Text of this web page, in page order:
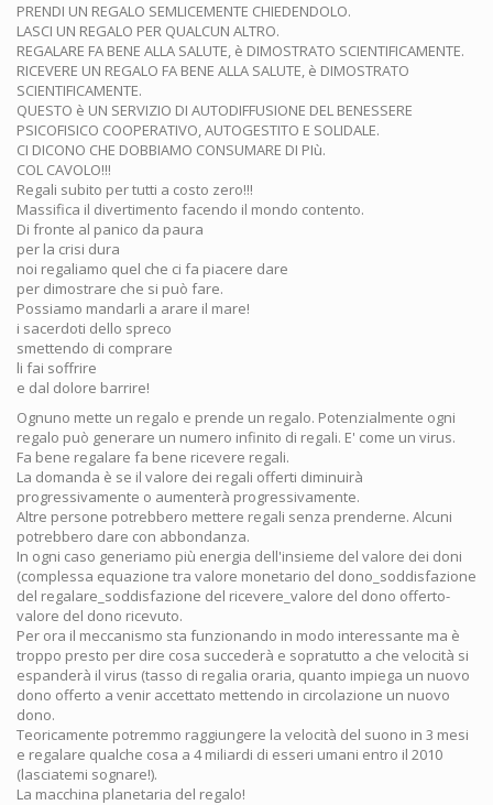
PRENDI UN REGALO SEMLICEMENTE CHIEDENDOLO.
LASCI UN REGALO PER QUALCUN ALTRO.
REGALARE FA BENE ALLA SALUTE, è DIMOSTRATO SCIENTIFICAMENTE.
RICEVERE UN REGALO FA BENE ALLA SALUTE, è DIMOSTRATO
SCIENTIFICAMENTE.
QUESTO è UN SERVIZIO DI AUTODIFFUSIONE DEL BENESSERE
PSICOFISICO COOPERATIVO, AUTOGESTITO E SOLIDALE.
CI DICONO CHE DOBBIAMO CONSUMARE DI PIù.
COL CAVOLO!!!
Regali subito per tutti a costo zero!!!
Massifica il divertimento facendo il mondo contento.
Di fronte al panico da paura
per la crisi dura
noi regaliamo quel che ci fa piacere dare
per dimostrare che si può fare.
Possiamo mandarli a arare il mare!
i sacerdoti dello spreco
smettendo di comprare
li fai soffrire
e dal dolore barrire!
Ognuno mette un regalo e prende un regalo. Potenzialmente ogni
regalo può generare un numero infinito di regali. E' come un virus.
Fa bene regalare fa bene ricevere regali.
La domanda è se il valore dei regali offerti diminuirà
progressivamente o aumenterà progressivamente.
Altre persone potrebbero mettere regali senza prenderne. Alcuni
potrebbero dare con abbondanza.
In ogni caso generiamo più energia dell'insieme del valore dei doni
(complessa equazione tra valore monetario del dono_soddisfazione
del regalare_soddisfazione del ricevere_valore del dono offerto-
valore del dono ricevuto.
Per ora il meccanismo sta funzionando in modo interessante ma è
troppo presto per dire cosa succederà e sopratutto a che velocità si
espanderà il virus (tasso di regalia oraria, quanto impiega un nuovo
dono offerto a venir accettato mettendo in circolazione un nuovo
dono.
Teoricamente potremmo raggiungere la velocità del suono in 3 mesi
e regalare qualche cosa a 4 miliardi di esseri umani entro il 2010
(lasciatemi sognare!).
La macchina planetaria del regalo!